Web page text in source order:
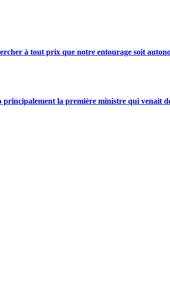
à tout prix que notre entourage soit
principalement la première ministre qui venait